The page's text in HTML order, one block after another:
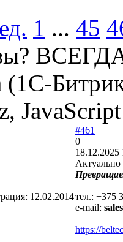
1 ... 45
(1C-
12.02.2014
#461
0
18.12.2025
Актуально
тел.: +375
e-mail:
https://